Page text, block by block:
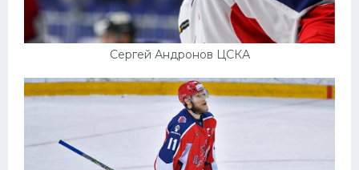
Сергей Андронов ЦСКА
Еще картинки...
Футбол
Хоккей
Конькобежный спорт